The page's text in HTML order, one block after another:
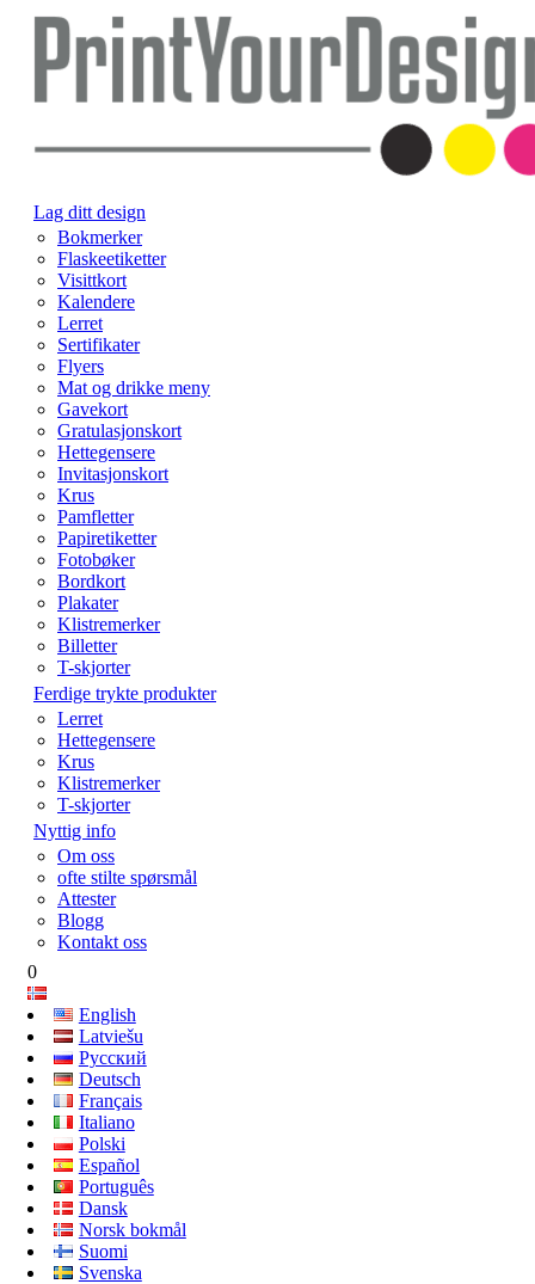
Lag ditt design
Bokmerker
Flaskeetiketter
Visittkort
Kalendere
Lerret
Sertifikater
Flyers
Mat og drikke meny
Gavekort
Gratulasjonskort
Hettegensere
Invitasjonskort
Krus
Pamfletter
Papiretiketter
Fotobøker
Bordkort
Plakater
Klistremerker
Billetter
T-skjorter
Ferdige trykte produkter
Lerret
Hettegensere
Krus
Klistremerker
T-skjorter
Nyttig info
Om oss
ofte stilte spørsmål
Attester
Blogg
Kontakt oss
0
English
Latviešu
Русский
Deutsch
Français
Italiano
Polski
Español
Português
Dansk
Norsk bokmål
Suomi
Svenska